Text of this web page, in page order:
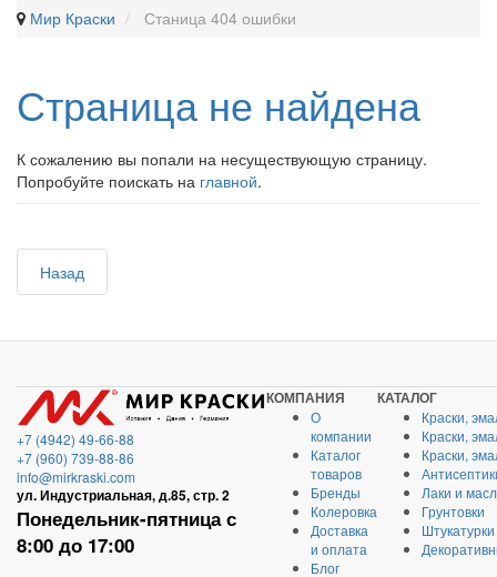
Мир Краски
Станица 404 ошибки
Страница не найдена
К сожалению вы попали на несуществующую страницу.
Попробуйте поискать на главной.
Назад
+7 (4942) 49-66-88
+7 (960) 739-88-86
info@mirkraski.com
ул. Индустриальная, д.85, стр. 2
Понедельник-пятница с
8:00 до 17:00
КОМПАНИЯ
О
компании
Каталог
товаров
Бренды
Колеровка
Доставка
и оплата
Блог
КАТАЛОГ
Краски,
Краски,
Краски,
Лаки и
Грунтовки